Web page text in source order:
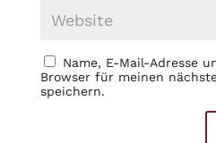
Name, E-Mail-Adresse
Browser für meinen
speichern.